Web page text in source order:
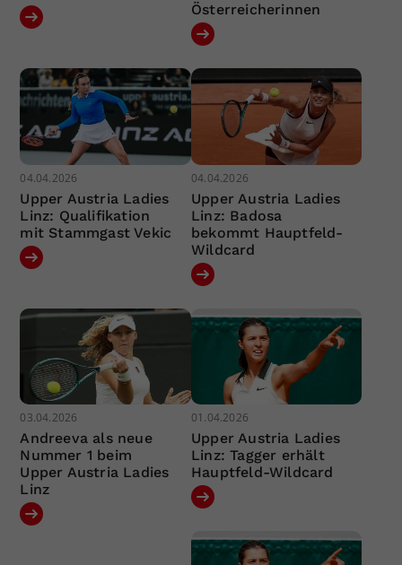
Österreicherinnen
04.04.2026
Upper Austria Ladies
Linz: Qualifikation
mit Stammgast Vekic
04.04.2026
Upper Austria Ladies
Linz: Badosa
bekommt Hauptfeld-
Wildcard
03.04.2026
Andreeva als neue
Nummer 1 beim
Upper Austria Ladies
Linz
01.04.2026
Upper Austria Ladies
Linz: Tagger erhält
Hauptfeld-Wildcard